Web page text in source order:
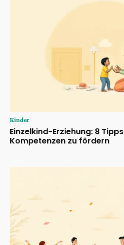
Kinder
Einzelkind-Erziehung: 8
Kompetenzen zu fördern